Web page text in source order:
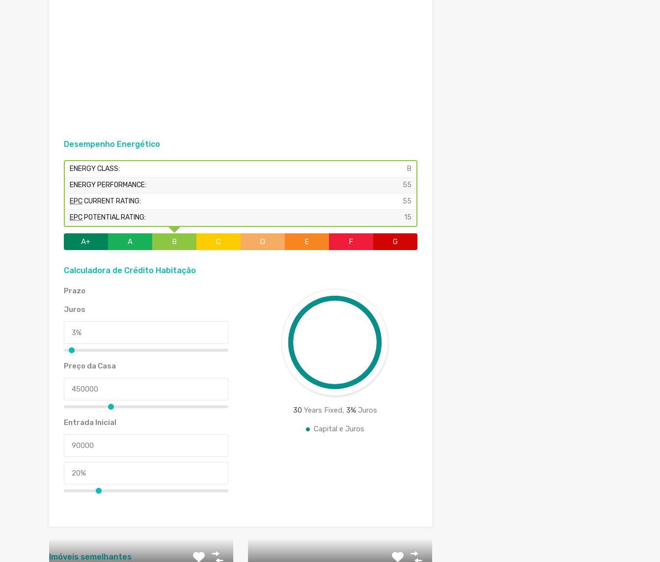
Desempenho Energético
ENERGY CLASS:
B
ENERGY PERFORMANCE:
55
EPCCURRENT RATING:
55
EPC POTENTIAL RATING: 15
A+ A B C D E F G
Calculadora de Crédito Habitação
Prazo
Juros
Preço da Casa
Entrada Inicial
30 Years Fixed, 3%Juros
Capital e Juros
Imóveis semelhantes